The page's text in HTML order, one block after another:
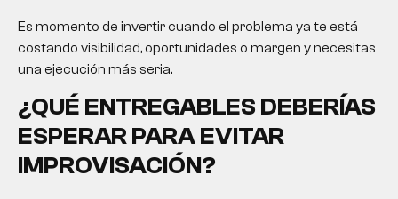
Es momento de invertir cuando el problema ya te está
costando visibilidad, oportunidades o margen y necesitas
una ejecución más seria.
¿QUÉ ENTREGABLES DEBERÍAS
ESPERAR PARA EVITAR
IMPROVISACIÓN?